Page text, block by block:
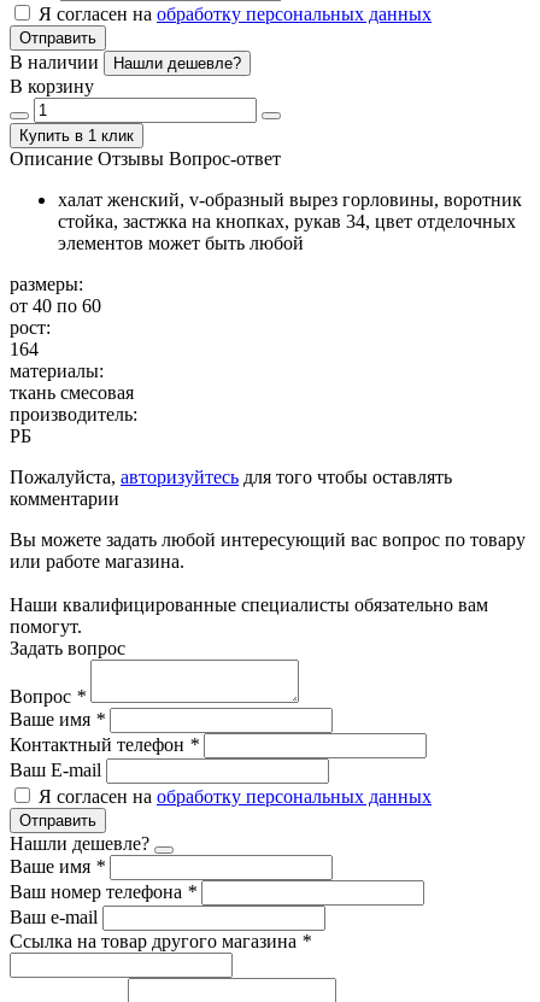
Я согласен на обработку персональных данных
Отправить
В наличии Нашли дешевле?
В корзину
Купить в 1 клик
Описание Отзывы Вопрос-ответ
халат женский, v-образный вырез горловины, воротник
стойка, застжка на кнопках, рукав 34, цвет отделочных
элементов может быть любой
размеры:
от 40 по 60
рост:
164
материалы:
ткань смесовая
производитель:
РБ
Пожалуйста, авторизуйтесь для того чтобы оставлять
комментарии
Вы можете задать любой интересующий вас вопрос по товару
или работе магазина.
Наши квалифицированные специалисты обязательно вам
помогут.
Задать вопрос
Вопрос *
Ваше имя *
Контактный телефон *
Ваш E-mail
Я согласен на обработку персональных данных
Отправить
Нашли дешевле?
Ваше имя *
Ваш номер телефона *
Ваш e-mail
Ссылка на товар другого магазина *